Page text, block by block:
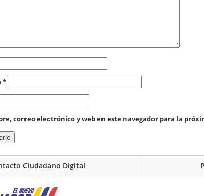
*
correo electrónico y web en este navegador para la
Ciudadano Digital